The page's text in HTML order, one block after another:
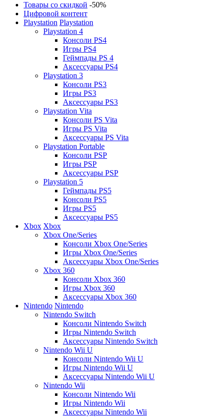
Товары со скидкой -50%
Цифровой контент
Playstation Playstation
Playstation 4
Консоли PS4
Игры PS4
Геймпады PS 4
Аксессуары PS4
Playstation 3
Консоли PS3
Игры PS3
Аксессуары PS3
Playstation Vita
Консоли PS Vita
Игры PS Vita
Аксессуары PS Vita
Playstation Portable
Консоли PSP
Игры PSP
Аксессуары PSP
Playstation 5
Геймпады PS5
Консоли PS5
Игры PS5
Аксессуары PS5
Xbox Xbox
Xbox One/Series
Консоли Xbox One/Series
Игры Xbox One/Series
Аксессуары Xbox One/Series
Xbox 360
Консоли Xbox 360
Игры Xbox 360
Аксессуары Xbox 360
Nintendo Nintendo
Nintendo Switch
Консоли Nintendo Switch
Игры Nintendo Switch
Аксессуары Nintendo Switch
Nintendo Wii U
Консоли Nintendo Wii U
Игры Nintendo Wii U
Аксессуары Nintendo Wii U
Nintendo Wii
Консоли Nintendo Wii
Игры Nintendo Wii
Аксессуары Nintendo Wii